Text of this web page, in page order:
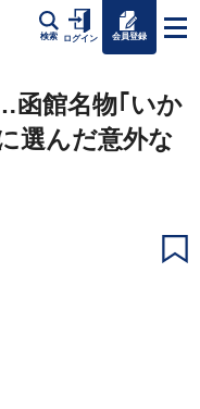
検索 ログイン 会員登録
函館名物｢いか
選んだ意外な